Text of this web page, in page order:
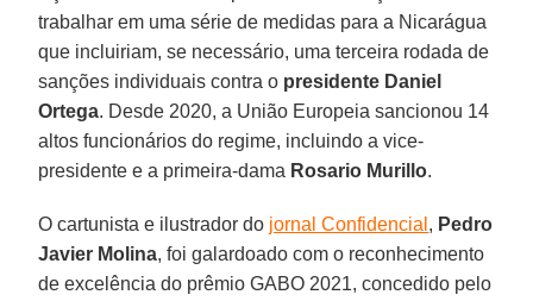
trabalhar em uma série de medidas para a Nicarágua
que incluiriam, se necessário, uma terceira rodada de
sanções individuais contra o presidente Daniel
Ortega. Desde 2020, a União Europeia sancionou 14
altos funcionários do regime, incluindo a vice-
presidente e a primeira-dama Rosario Murillo.
O cartunista e ilustrador do jornal Confidencial , Pedro
Javier Molina, foi galardoado com o reconhecimento
de excelência do prêmio GABO 2021, concedido pelo